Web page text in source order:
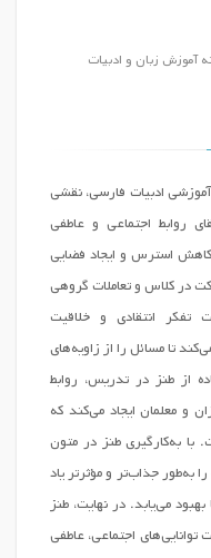
آموزش زبان و ادبیات
آموزشی ادبیات فارسی، نقشی
روابط اجتماعی و عاطفی
کاهش استرس و ایجاد فضایی
در کلاس و تعاملات گروهی
تفکر انتقادی و خلاقیت
تا مسائل را از زاویه‌های
از طنز در تدریس، روابط
و معلمان ایجاد می‌کند که
با به‌کارگیری طنز در متون
به‌طور جذاب‌تر و مؤثرتر یاد
می‌یابد. در نهایت، طنز
توانایی‌های اجتماعی، عاطفی